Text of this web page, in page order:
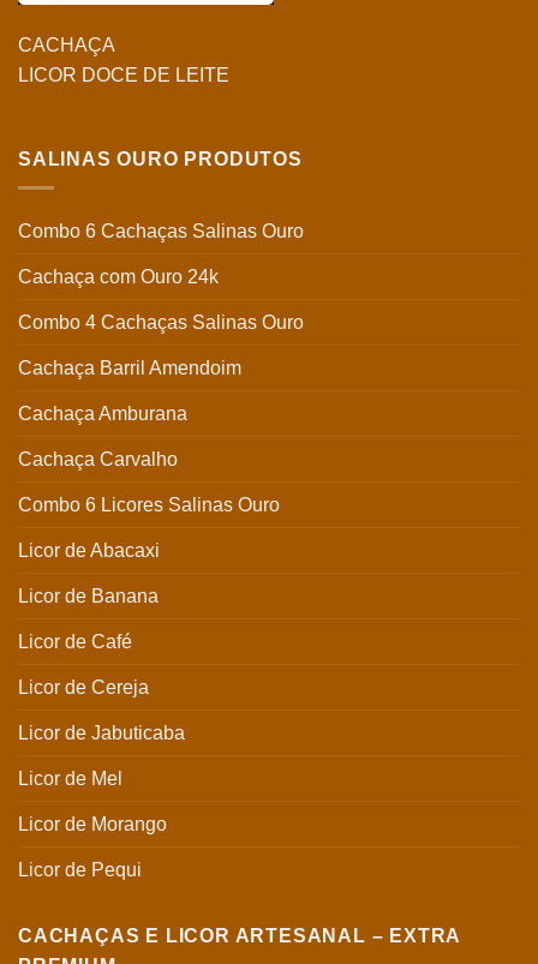
CACHAÇA
LICOR DOCE DE LEITE
SALINAS OURO PRODUTOS
Combo 6 Cachaças Salinas Ouro
Cachaça com Ouro 24k
Combo 4 Cachaças Salinas Ouro
Cachaça Barril Amendoim
Cachaça Amburana
Cachaça Carvalho
Combo 6 Licores Salinas Ouro
Licor de Abacaxi
Licor de Banana
Licor de Café
Licor de Cereja
Licor de Jabuticaba
Licor de Mel
Licor de Morango
Licor de Pequi
CACHAÇAS E LICOR ARTESANAL – EXTRA